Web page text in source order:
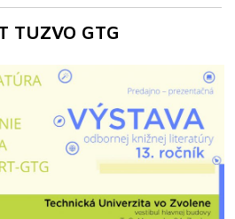
TUZVO GTG